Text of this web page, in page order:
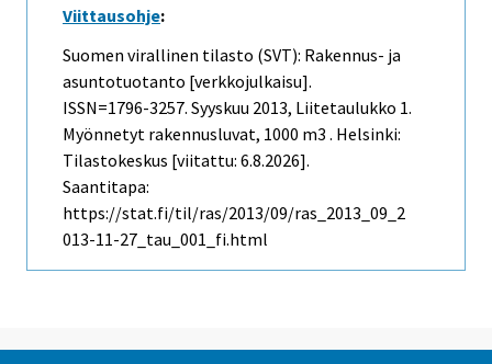
Viittausohje:
Suomen virallinen tilasto (SVT): Rakennus- ja
asuntotuotanto [verkkojulkaisu].
ISSN=1796-3257. Syyskuu 2013, Liitetaulukko 1.
Myönnetyt rakennusluvat, 1000 m3 . Helsinki:
Tilastokeskus [viitattu: 6.8.2026].
Saantitapa:
https://stat.fi/til/ras/2013/09/ras_2013_09_2
013-11-27_tau_001_fi.html